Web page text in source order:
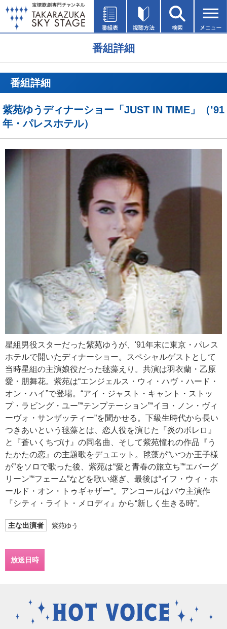
番組詳細
番組詳細
紫苑ゆうディナーショー「JUST IN TIME」（’91
年・パレスホテル）
星組男役スターだった紫苑ゆうが、'91年末に東京・パレス
ホテルで開いたディナーショー。スペシャルゲストとして
当時星組の主演娘役だった毬藻えり。共演は羽衣蘭・乙原
愛・朋舞花。紫苑は“エンジェルス・ウィ・ハヴ・ハード・
オン・ハイ”で登場。“アイ・ジャスト・キャント・ストッ
プ・ラビング・ユー”“テンプテーション”“イヨ・ノン・ヴィ
ーヴォ・サンザッティー”を聞かせる。下級生時代から長い
つきあいという毬藻とは、恋人役を演じた『炎のボレロ』
と『蒼いくちづけ』の同名曲、そして紫苑憧れの作品『う
たかたの恋』の主題歌をデュエット。毬藻が“いつか王子様
が”をソロで歌った後、紫苑は“愛と青春の旅立ち”“エバーグ
リーン”“フェーム”などを歌い継ぎ、最後は“イフ・ウィ・ホ
ールド・オン・トゥギャザー”。アンコールはバウ主演作
『シティ・ライト・メロディ』から“新しく生きる時”。
主な出演者 紫苑ゆう
放送日時